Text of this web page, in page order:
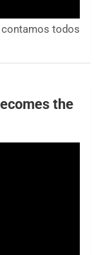
todos
the